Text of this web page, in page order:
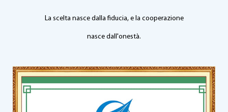
La scelta nasce dalla fiducia, e la cooperazione
nasce dall'onestà.